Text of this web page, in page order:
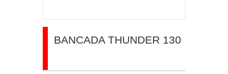
BANCADA THUNDER 130